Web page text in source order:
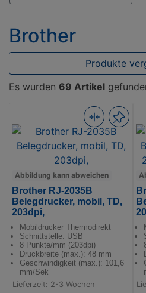
Brother
Produkte
Es wurden 69 Artikel
Abbildung kann abweichen
Brother RJ-2035B
Belegdrucker, mobil, TD,
203dpi,
Mobildrucker Thermodirekt
Schnittstelle: USB
8 Punkte/mm (203dpi)
Druckbreite (max.): 48 mm
Geschwindigkeit (max.): 101,6
mm/Sek
Lieferzeit: 2-3 Wochen